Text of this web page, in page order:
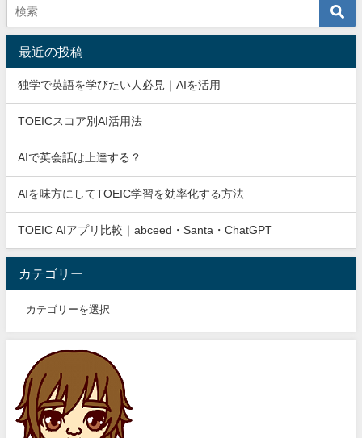
最近の投稿
独学で英語を学びたい人必見｜AIを活用
TOEICスコア別AI活用法
AIで英会話は上達する？
AIを味方にしてTOEIC学習を効率化する方法
TOEIC AIアプリ比較｜abceed・Santa・ChatGPT
カテゴリー